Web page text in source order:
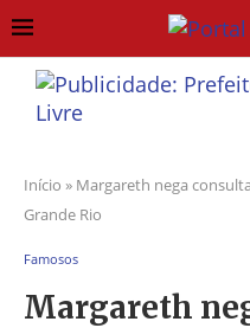
Início » Margareth nega
Grande Rio
Famosos
Margareth